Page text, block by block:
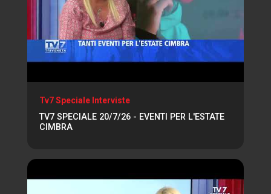
Tv7 Speciale Interviste
TV7 SPECIALE 20/7/26 - EVENTI PER L'ESTATE
CIMBRA